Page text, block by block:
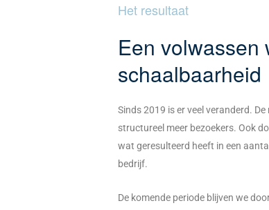
Het resultaat
Een volwassen
schaalbaarheid
Sinds 2019 is er veel veranderd.
structureel meer bezoekers. Ook
wat geresulteerd heeft in een
bedrijf.
De komende periode blijven we